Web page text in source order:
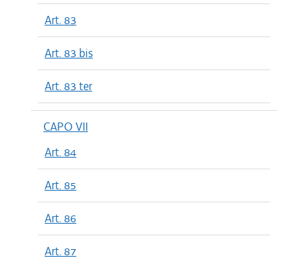
Art. 83
Art. 83 bis
Art. 83 ter
CAPO VII
Art. 84
Art. 85
Art. 86
Art. 87